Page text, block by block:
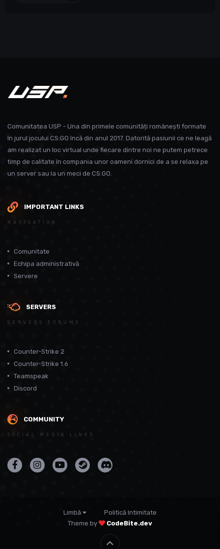
Comunitatea USP - Una din primele comunități românești formate
în jurul jocului CS:GO încă din anul 2017. Datorită pasiunii ce ne leagă
am realizat un loc virtual unde fiecare dintre noi ne putem petrece
timp de calitate în compania unor oameni dornici de a se relaxa pe
un server sau la un meci de CS:GO.
IMPORTANT LINKS
NAVIGATION
Comunitate
Echipa administrativă
Servere
SERVERS
SERVERS FORUMS
Counter-Strike 2
Counter-Strike 1.6
Teamspeak
Discord
COMMUNITY
SOCIAL MEDIA LINKS
Limbă
Politică Intimitate
Theme by
CodeBite.dev